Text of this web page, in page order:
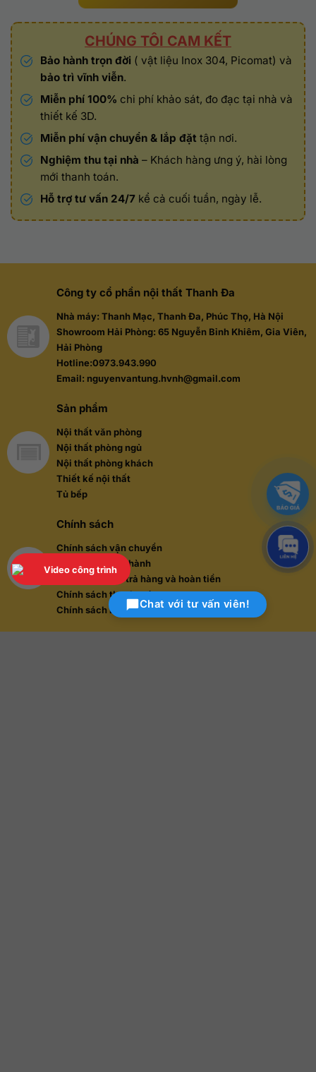
CHÚNG TÔI CAM KẾT
Bảo hành trọn đời ( vật liệu Inox 304, Picomat) và
bảo trì vĩnh viễn.
Miễn phí 100% chi phí khảo sát, đo đạc tại nhà và
thiết kế 3D.
Miễn phí vận chuyển & lắp đặt tận nơi.
Nghiệm thu tại nhà – Khách hàng ưng ý, hài lòng
mới thanh toán.
Hỗ trợ tư vấn 24/7 kể cả cuối tuần, ngày lễ.
Công ty cổ phần nội thất Thanh Đa
Nhà máy: Thanh Mạc, Thanh Đa, Phúc Thọ, Hà Nội
Showroom Hải Phòng: 65 Nguyễn Bỉnh Khiêm, Gia Viên,
Hải Phòng
Hotline:0973.943.990
Email: nguyenvantung.hvnh@gmail.com
Sản phẩm
Nội thất văn phòng
Nội thất phòng ngủ
Nội thất phòng khách
Thiết kế nội thất
Tủ bếp
Chính sách
Chính sách vận chuyển
Chính sách bảo hành
Chính sách đổi trả hàng và hoàn tiền
Chính sách thanh toán
Chính sách bảo mậtChat với tư vấn viên!
Video công trình